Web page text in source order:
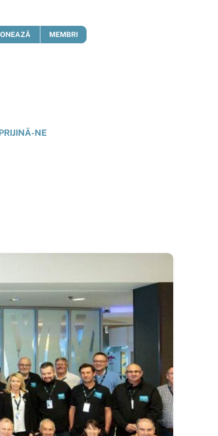
MEMBRI
NE